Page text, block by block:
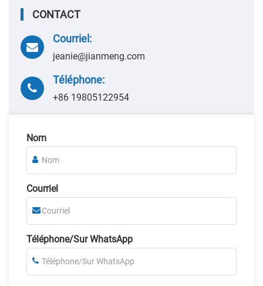
CONTACT
Courriel:
jeanie@jianmeng.com
Téléphone:
+86 19805122954
Nom
Courriel
Téléphone/Sur WhatsApp